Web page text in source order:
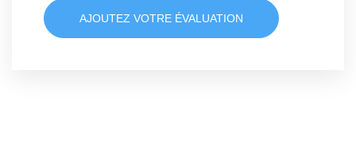
AJOUTEZ VOTRE ÉVALUATION